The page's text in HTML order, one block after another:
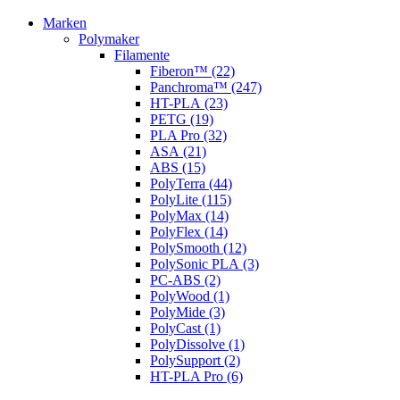
Marken
Polymaker
Filamente
Fiberon™ (22)
Panchroma™ (247)
HT-PLA (23)
PETG (19)
PLA Pro (32)
ASA (21)
ABS (15)
PolyTerra (44)
PolyLite (115)
PolyMax (14)
PolyFlex (14)
PolySmooth (12)
PolySonic PLA (3)
PC-ABS (2)
PolyWood (1)
PolyMide (3)
PolyCast (1)
PolyDissolve (1)
PolySupport (2)
HT-PLA Pro (6)